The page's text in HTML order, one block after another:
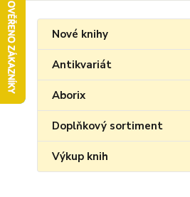
Nové knihy
Antikvariát
Aborix
Doplňkový sortiment
Výkup knih